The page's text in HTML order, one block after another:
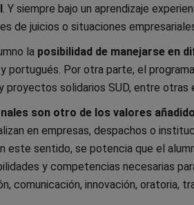
. Y siempre bajo un aprendizaje
de juicios o situaciones
la posibilidad de manejarse en
y portugués. Por otra parte, el
solidarios SUD, entre otras
son otro de los valores
en empresas, despachos o
este sentido, se potencia que el
y competencias necesarias
comunicación, innovación, oratoria,